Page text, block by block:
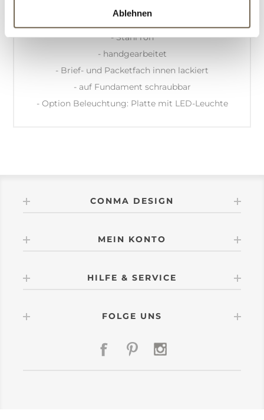
Ablehnen
- Stahl roh
- handgearbeitet
- Brief- und Packetfach innen lackiert
- auf Fundament schraubbar
- Option Beleuchtung: Platte mit LED-Leuchte
CONMA DESIGN
MEIN KONTO
HILFE & SERVICE
FOLGE UNS